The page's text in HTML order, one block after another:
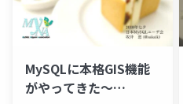
MySQLに本格GIS機能
がやってきた～